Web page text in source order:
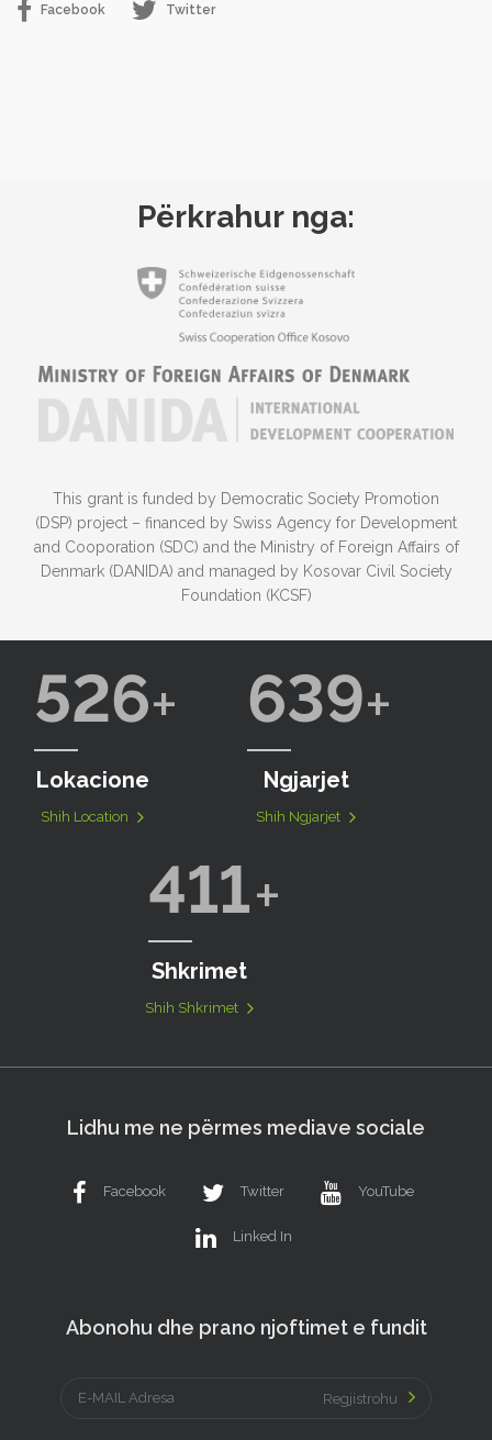
Facebook Twitter
Përkrahur nga:
This grant is funded by Democratic Society Promotion
(DSP) project – financed by Swiss Agency for Development
and Cooporation (SDC) and the Ministry of Foreign Affairs of
Denmark (DANIDA) and managed by Kosovar Civil Society
Foundation (KCSF)
526
Lokacione
Shih Location
639
Ngjarjet
Shih Ngjarjet
411
Shkrimet
Shih Shkrimet
Lidhu me ne përmes mediave sociale
Facebook Twitter YouTube
Linked In
Abonohu dhe prano njoftimet e fundit
Regjistrohu